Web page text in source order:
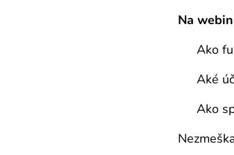
Na
✔️ Ako
✔️ Aké
✔️ Ako